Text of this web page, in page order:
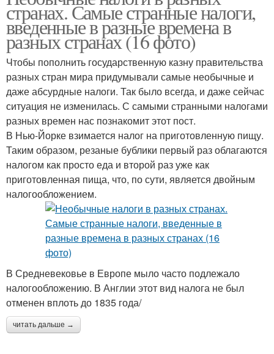
странах. Самые странные налоги,
введенные в разные времена в
разных странах (16 фото)
Чтобы пополнить государственную казну правительства
разных стран мира придумывали самые необычные и
даже абсурдные налоги. Так было всегда, и даже сейчас
ситуация не изменилась. С самыми странными налогами
разных времен нас познакомит этот пост.
В Нью-Йорке взимается налог на приготовленную пищу.
Таким образом, резаные бублики первый раз облагаются
налогом как просто еда и второй раз уже как
приготовленная пища, что, по сути, является двойным
налогообложением.
В Средневековье в Европе мыло часто подлежало
налогообложению. В Англии этот вид налога не был
отменен вплоть до 1835 года/
читать дальше →